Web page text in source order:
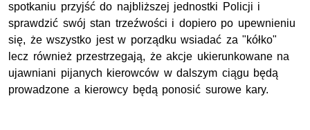
spotkaniu przyjść do najbliższej jednostki Policji i
sprawdzić swój stan trzeźwości i dopiero po upewnieniu
się, że wszystko jest w porządku wsiadać za "kółko"
lecz również przestrzegają, że akcje ukierunkowane na
ujawniani pijanych kierowców w dalszym ciągu będą
prowadzone a kierowcy będą ponosić surowe kary.